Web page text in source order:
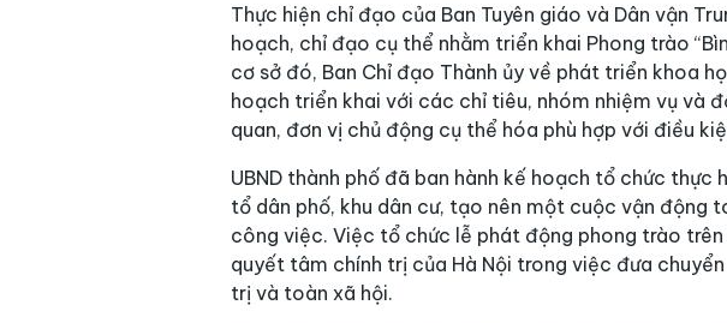
Thực hiện chỉ đạo của Ban Tuyên giáo và Dân vận
hoạch, chỉ đạo cụ thể nhằm triển khai Phong trào
cơ sở đó, Ban Chỉ đạo Thành ủy về phát triển khoa
hoạch triển khai với các chỉ tiêu, nhóm nhiệm vụ và
quan, đơn vị chủ động cụ thể hóa phù hợp với điều
UBND thành phố đã ban hành kế hoạch tổ chức
tổ dân phố, khu dân cư, tạo nên một cuộc vận động
công việc. Việc tổ chức lễ phát động phong trào
quyết tâm chính trị của Hà Nội trong việc đưa
trị và toàn xã hội.